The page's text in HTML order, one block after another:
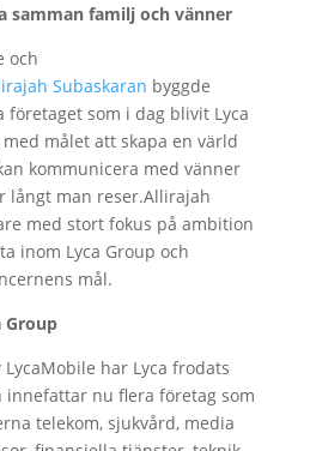
samman familj och vänner
och
Subaskaran byggde
företaget som i dag blivit Lyca
målet att skapa en värld
kommunicera med vänner
långt man reser.Allirajah
med stort fokus på ambition
inom Lyca Group och
mål.
Group
har Lyca frodats
innefattar nu flera företag som
telekom, sjukvård, media